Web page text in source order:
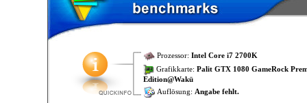
Prozessor: Intel Core i7 2700K
Grafikkarte: Palit GTX 1080 GameRock
Edition@Wakü
Auflösung: Angabe fehlt.